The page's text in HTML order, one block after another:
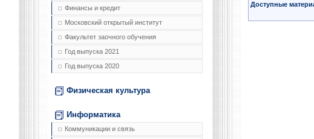
Финансы и кредит
Московский открытый институт
Факультет заочного обучения
Год выпуска 2021
Год выпуска 2020
Физическая культура
Информатика
Коммуникации и связь
Доступные